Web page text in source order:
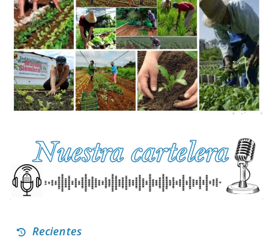
Recientes